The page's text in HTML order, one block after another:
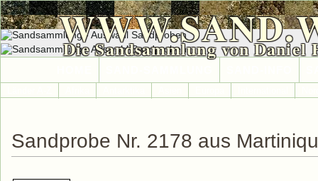
Die Sandsammlung von Daniel
Sandprobe Nr. 2178 aus